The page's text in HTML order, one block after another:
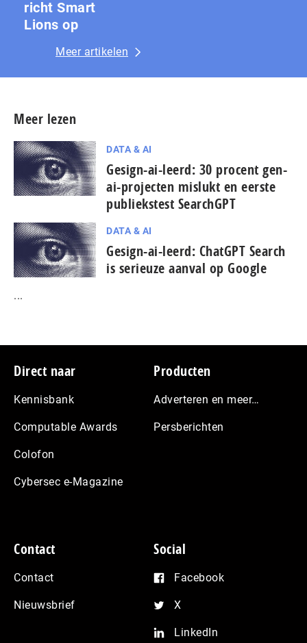
richt Smart
Lions op
Meer artikelen
Meer lezen
DATA & AI
Gesign-ai-leerd: 30 procent gen-
ai-projecten mislukt en eerste
publiekstest SearchGPT
DATA & AI
Gesign-ai-leerd: ChatGPT Search
is serieuze aanval op Google
...
Footer
Direct naar
Kennisbank
Computable Awards
Colofon
Cybersec e-Magazine
Producten
Adverteren en meer…
Persberichten
Contact
Contact
Nieuwsbrief
Social
Facebook
X
LinkedIn